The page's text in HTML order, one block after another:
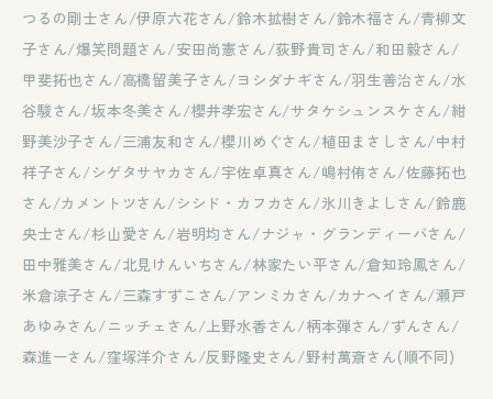
つるの剛士さん/伊原六花さん/鈴木拡樹さん/鈴木福さん/青柳文
子さん/爆笑問題さん/安田尚憲さん/荻野貴司さん/和田毅さん/
甲斐拓也さん/高橋留美子さん/ヨシダナギさん/羽生善治さん/水
谷駿さん/坂本冬美さん/櫻井孝宏さん/サタケシュンスケさん/紺
野美沙子さん/三浦友和さん/櫻川めぐさん/植田まさしさん/中村
祥子さん/シゲタサヤカさん/宇佐卓真さん/嶋村侑さん/佐藤拓也
さん/カメントツさん/シシド・カフカさん/氷川きよしさん/鈴鹿
央士さん/杉山愛さん/岩明均さん/ナジャ・グランデ ィーバさん/
田中雅美さん/北見けんいちさん/林家たい平さん/倉知玲鳳さん/
米倉涼子さん/三森すずこさん/アンミカさん/カナヘイさん/瀬戸
あゆみさん/ニッチェさん/上野水香さん/柄本弾さん/ずんさん/
森進一さん/窪塚洋介さん/反野隆史さん/野村萬斎さん(順不同)